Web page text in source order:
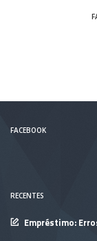
FACEBOOK
RECENTES
Empréstimo: